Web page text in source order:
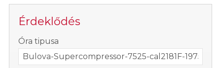
Érdeklődés
Óra tipusa